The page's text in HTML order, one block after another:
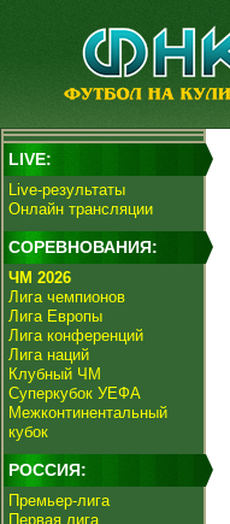
LIVE:
Live-результаты
Онлайн трансляции
СОРЕВНОВАНИЯ:
ЧМ 2026
Лига чемпионов
Лига Европы
Лига конференций
Лига наций
Клубный ЧМ
Суперкубок УЕФА
Межконтинентальный
кубок
РОССИЯ:
Премьер-лига
Первая лига